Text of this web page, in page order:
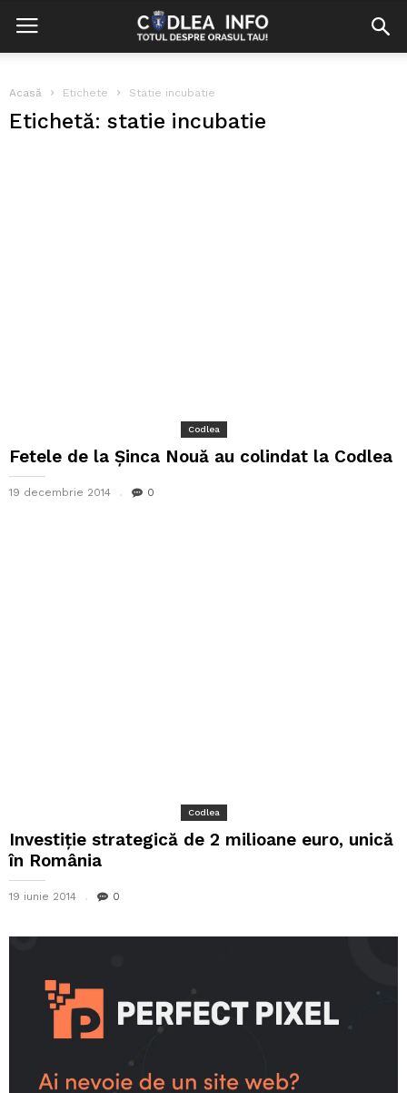
Acasă Etichete Statie incubatie
Etichetă: statie incubatie
Codlea
Fetele de la Șinca Nouă au colindat la Codlea
19 decembrie 2014 0
Codlea
Investiție strategică de 2 milioane euro, unică
în România
19 iunie 2014 0